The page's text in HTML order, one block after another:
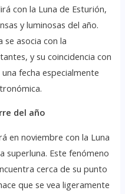
con la Luna de Esturión,
y luminosas del año.
se asocia con la
y su coincidencia con
fecha especialmente
del año
en noviembre con la Luna
superluna. Este fenómeno
cerca de su punto
que se vea ligeramente